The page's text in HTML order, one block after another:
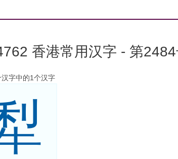
香港常用汉字 - 第
字中的1个汉字